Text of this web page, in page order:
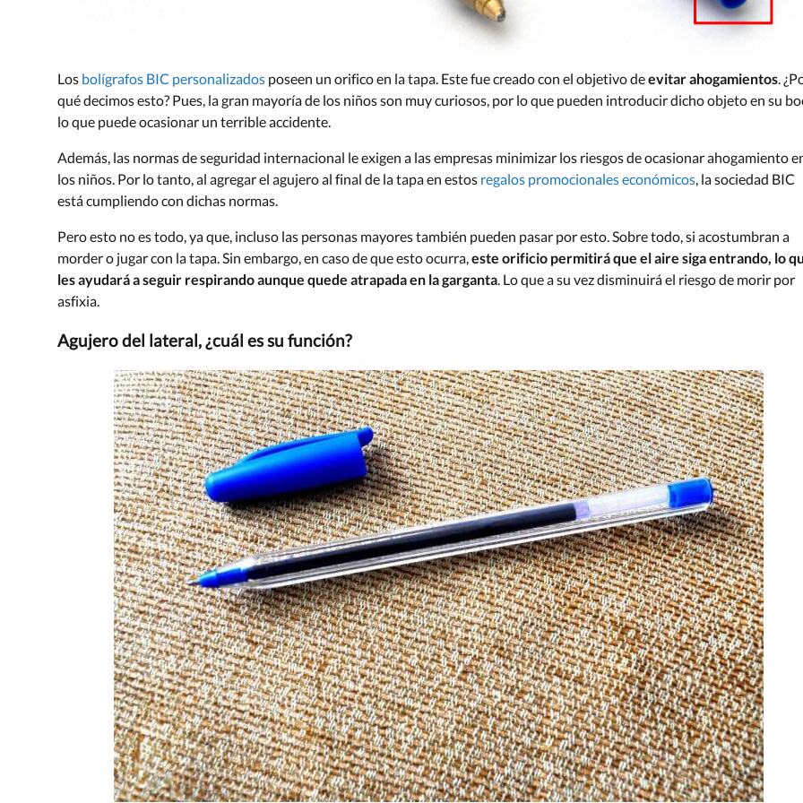
Los bolígrafos BIC personalizados poseen un orifico en la tapa. Este fue creado con el objetivo deevitar ahogamientos .
qué decimos esto? Pues, la gran mayoría de los niños son muy curiosos, por lo que pueden introducir dicho objeto en su
lo que puede ocasionar un terrible accidente.
Además, las normas de seguridad internacional le exigen a las empresas minimizar los riesgos de ocasionar ahogamiento
los niños. Por lo tanto, al agregar el agujero al final de la tapa en estos regalos promocionales económicos , la sociedad BIC
está cumpliendo con dichas normas.
Pero esto no es todo, ya que, incluso las personas mayores también pueden pasar por esto. Sobre todo, si acostumbran a
morder o jugar con la tapa. Sin embargo, en caso de que esto ocurra, este orificio permitirá que el aire siga entrando, lo
les ayudará a seguir respirando aunque quede atrapada en la garganta . Lo que a su vez disminuirá el riesgo de morir por
asfixia.
Agujero del lateral, ¿cuál es su función?